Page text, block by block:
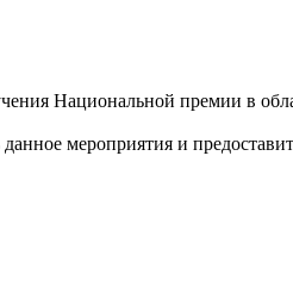
Национальной премии в
мероприятия и